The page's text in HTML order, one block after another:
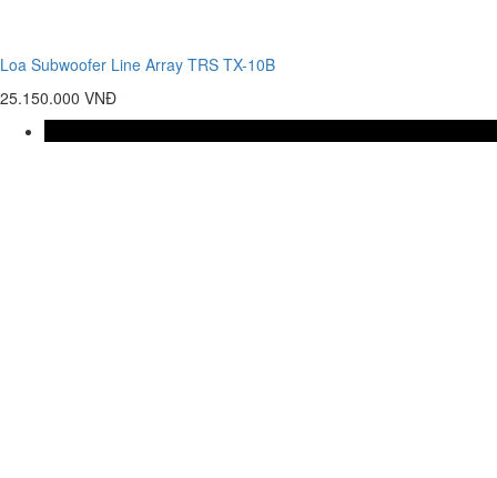
Loa Subwoofer Line Array TRS TX-10B
25.150.000 VNĐ